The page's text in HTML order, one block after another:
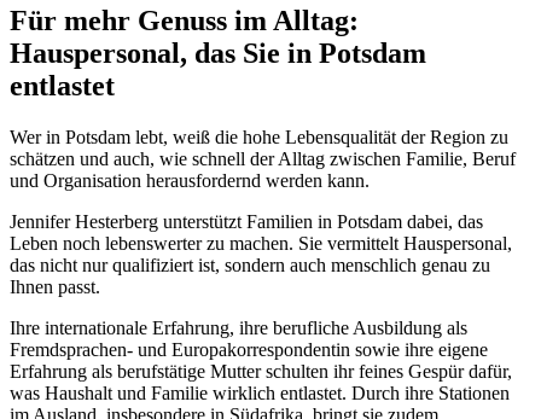
Für mehr Genuss im Alltag:
Hauspersonal, das Sie in Potsdam
entlastet
Wer in Potsdam lebt, weiß die hohe Lebensqualität der Region zu
schätzen und auch, wie schnell der Alltag zwischen Familie, Beruf
und Organisation herausfordernd werden kann.
Jennifer Hesterberg unterstützt Familien in Potsdam dabei, das
Leben noch lebenswerter zu machen. Sie vermittelt Hauspersonal,
das nicht nur qualifiziert ist, sondern auch menschlich genau zu
Ihnen passt.
Ihre internationale Erfahrung, ihre berufliche Ausbildung als
Fremdsprachen- und Europakorrespondentin sowie ihre eigene
Erfahrung als berufstätige Mutter schulten ihr feines Gespür dafür,
was Haushalt und Familie wirklich entlastet. Durch ihre Stationen
im Ausland, insbesondere in Südafrika, bringt sie zudem